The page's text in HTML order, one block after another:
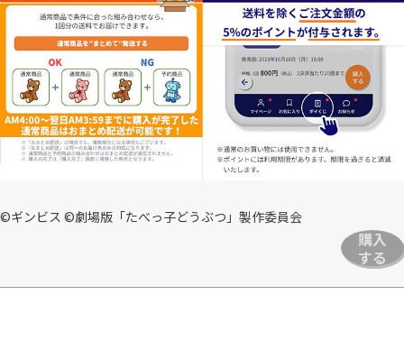
©ギンビス ©劇場版「たべっ子どうぶつ」製作委員会
購入
する